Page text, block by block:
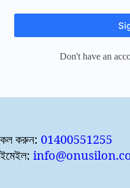
Don't have an
কল করুন: 01400551255
ইমেইল: